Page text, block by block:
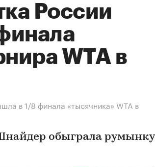
России
WTA в
в 1/8 финала «тысячника» WTA в
обыграла румынку